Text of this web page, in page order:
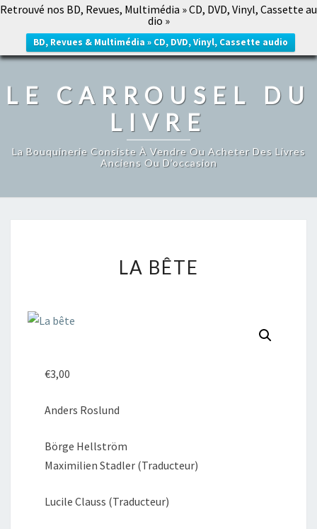
Retrouvé nos BD, Revues, Multimédia » CD, DVD, Vinyl, Cassette au
dio »
BD, Revues & Multimédia » CD, DVD, Vinyl, Cassette audio
LE CARROUSEL DU LIVRE
LE CARROUSEL DU
LIVRE
La Bouquinerie Consiste À Vendre Ou Acheter Des Livres
Anciens Ou D’occasion
BÊTE
LA BÊTE
€3,00
Anders Roslund
Börge Hellström
Maximilien Stadler (Traducteur)
Lucile Clauss (Traducteur)